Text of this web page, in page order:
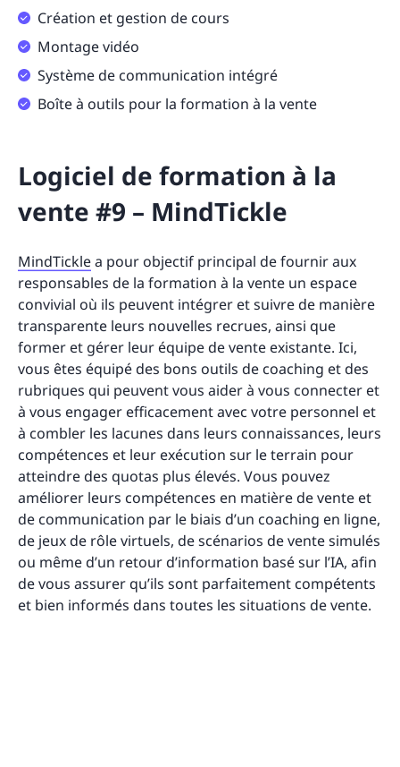
Création et gestion de cours
Montage vidéo
Système de communication intégré
Boîte à outils pour la formation à la vente
Logiciel de formation à la
vente #9 – MindTickle
MindTicklea pour objectif principal de fournir aux
responsables de la formation à la vente un espace
convivial où ils peuvent intégrer et suivre de manière
transparente leurs nouvelles recrues, ainsi que
former et gérer leur équipe de vente existante. Ici,
vous êtes équipé des bons outils de coaching et des
rubriques qui peuvent vous aider à vous connecter et
à vous engager efficacement avec votre personnel et
à combler les lacunes dans leurs connaissances, leurs
compétences et leur exécution sur le terrain pour
atteindre des quotas plus élevés. Vous pouvez
améliorer leurs compétences en matière de vente et
de communication par le biais d’un coaching en ligne,
de jeux de rôle virtuels, de scénarios de vente simulés
ou même d’un retour d’information basé sur l’IA, afin
de vous assurer qu’ils sont parfaitement compétents
et bien informés dans toutes les situations de vente.